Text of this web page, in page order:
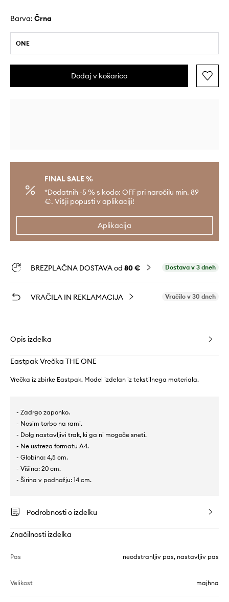
Barva: črna
ONE
Dodaj v košarico
FINAL SALE %
*Dodatnih -5 % s kodo: OFF pri naročilu min. 89
€. Višji popusti v aplikaciji!
Aplikacija
BREZPLAČNA DOSTAVA od 80 € Dostava v 3 dneh
VRAČILA IN REKLAMACIJA Vračilo v 30 dneh
Opis izdelka
Eastpak Vrečka THE ONE
Vrečka iz zbirke Eastpak. Model izdelan iz tekstilnega materiala.
- Zadrgo zaponko.
- Nosim torbo na rami.
- Dolg nastavljivi trak, ki ga ni mogoče sneti.
- Ne ustreza formatu A4.
- Globina: 4,5 cm.
- Višina: 20 cm.
- Širina v podnožju: 14 cm.
Podrobnosti o izdelku
Značilnosti izdelka
Pas neodstranljiv pas, nastavljiv pas
Velikost majhna